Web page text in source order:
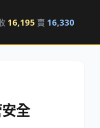
16,195 賣 16,330
全